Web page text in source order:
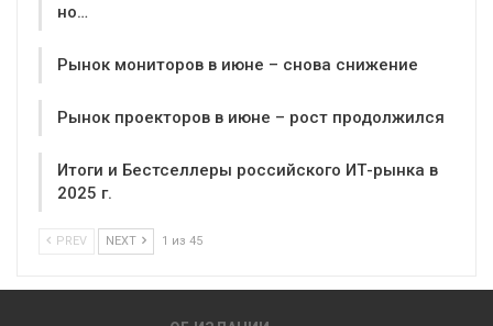
но…
Рынок мониторов в июне – снова снижение
Рынок проекторов в июне – рост продолжился
Итоги и Бестселлеры российского ИТ-рынка в
2025 г.
PREV NEXT 1 из 45